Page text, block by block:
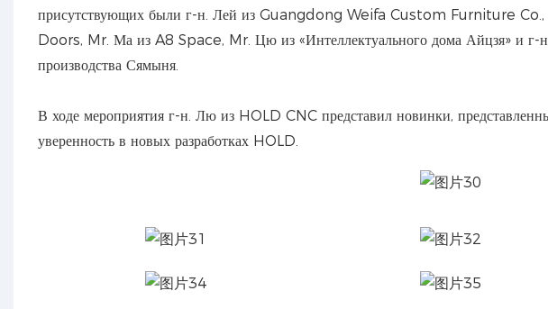
присутствующих были г-н. Лей из Guangdong Weifa Custom Furniture Co.,
Doors, Mr. Ма из A8 Space, Mr. Цю из «Интеллектуального дома Айцзя» и г-
производства Сямыня.
В ходе мероприятия г-н. Лю из HOLD CNC представил новинки,
уверенность в новых разработках HOLD.